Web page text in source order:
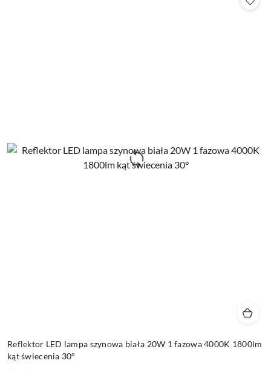
Reflektor LED lampa szynowa biała 20W 1 fazowa 4000K 1800lm
kąt świecenia 30°